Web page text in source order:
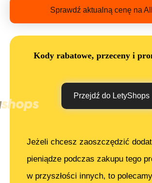
Sprawdź aktualną cenę na
Kody rabatowe, przeceny i
Przejdź do LetyShops
Jeżeli chcesz zaoszczędzić
pieniądze podczas zakupu tego
w przyszłości innych, to